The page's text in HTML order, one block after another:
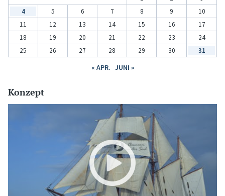
4
5 6 7 8 9
10
11
12 13 14 15 16
17
18
19 20 21 22 23
24
25
26 27 28 29 30 31
« APR. JUNI »
Konzept